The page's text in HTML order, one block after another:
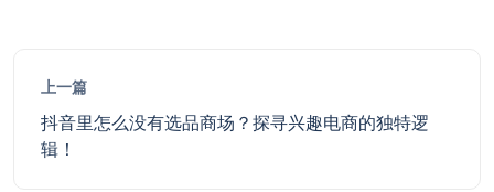
上一篇
抖音里怎么没有选品商场？探寻兴趣电商的独特逻
辑！